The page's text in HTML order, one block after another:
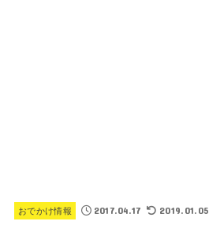
おでかけ情報 2017.04.17 2019.01.05